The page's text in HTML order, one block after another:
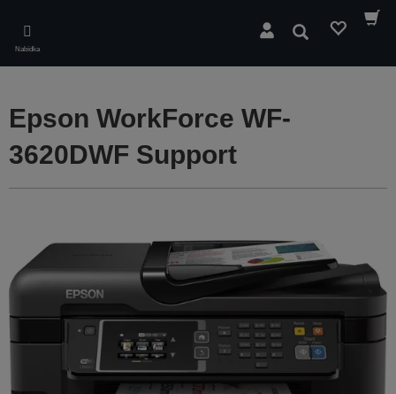
main
content
Nabídka
Hledat
Epson WorkForce WF-
3620DWF Support